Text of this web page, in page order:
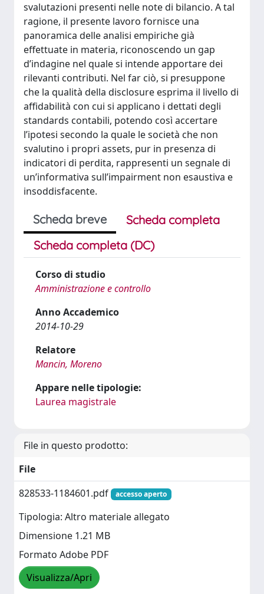
svalutazioni presenti nelle note di bilancio. A tal
ragione, il presente lavoro fornisce una
panoramica delle analisi empiriche già
effettuate in materia, riconoscendo un gap
d’indagine nel quale si intende apportare dei
rilevanti contributi. Nel far ciò, si presuppone
che la qualità della disclosure esprima il livello di
affidabilità con cui si applicano i dettati degli
standards contabili, potendo così accertare
l’ipotesi secondo la quale le società che non
svalutino i propri assets, pur in presenza di
indicatori di perdita, rappresenti un segnale di
un’informativa sull’impairment non esaustiva e
insoddisfacente.
Scheda breve
Scheda completa
Scheda completa (DC)
Corso di studio
Amministrazione e controllo
Anno Accademico
2014-10-29
Relatore
Mancin, Moreno
Appare nelle tipologie:
Laurea magistrale
File in questo prodotto:
File
828533-1184601.pdf
accesso aperto
Tipologia: Altro materiale allegato
Dimensione 1.21 MB
Formato Adobe PDF
Visualizza/Apri